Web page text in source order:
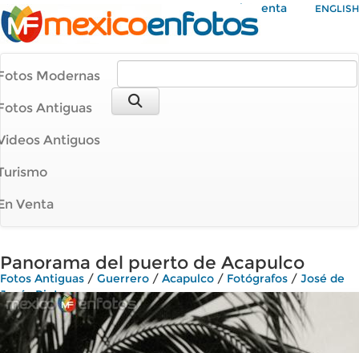
Mi Cuenta ENGLISH
Modernas
Antiguas
Antiguos
Venta
Panorama del puerto de Acapulco
Fotos Antiguas / Guerrero / Acapulco / Fotógrafos / José de
Jesús Pintos